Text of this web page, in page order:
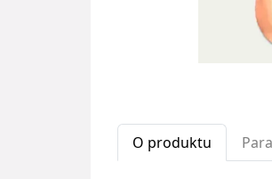
O produktu